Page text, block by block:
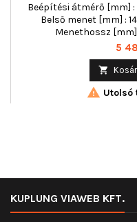
Beépítési átmérő [mm] :
Belső menet [mm] :
Menethossz [mm]
Ár
5

 Utolsó
KUPLUNG VIAWEB KFT.